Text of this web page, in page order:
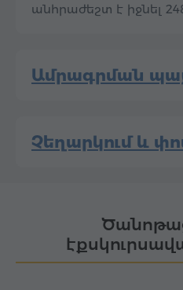
անհրաժեշտ է իջնել
Ամրագրման
Չեղարկում և